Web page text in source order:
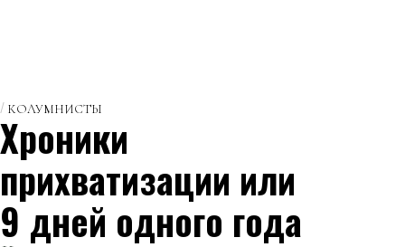
КОЛУМНИСТЫ
Хроники
прихватизации или
9 дней одного года